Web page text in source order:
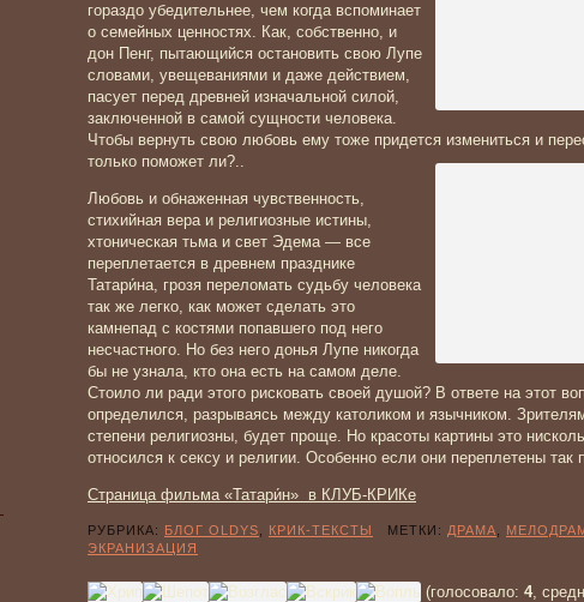
гораздо убедительнее, чем когда вспоминает
о семейных ценностях. Как, собственно, и
дон Пенг, пытающийся остановить свою Лупе
словами, увещеваниями и даже действием,
пасует перед древней изначальной силой,
заключенной в самой сущности человека.
Чтобы вернуть свою любовь ему тоже придется измениться и
только поможет ли?..
Любовь и обнаженная чувственность,
стихийная вера и религиозные истины,
хтоническая тьма и свет Эдема — все
переплетается в древнем празднике
Татари́на, грозя переломать судьбу человека
так же легко, как может сделать это
камнепад с костями попавшего под него
несчастного. Но без него донья Лупе никогда
бы не узнала, кто она есть на самом деле.
Стоило ли ради этого рисковать своей душой? В ответе на этот
определился, разрываясь между католиком и язычником.
степени религиозны, будет проще. Но красоты картины это
относился к сексу и религии. Особенно если они переплетены так
Страница фильма «Татари́н» в КЛУБ-КРИКе
РУБРИКА: БЛОГ OLDYS КРИК-ТЕКСТЫ МЕТКИ: ДРАМА
ЭКРАНИЗАЦИЯ
(голосовало: 4,